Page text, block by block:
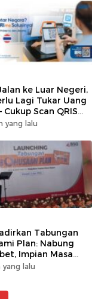
ke Luar Negeri,
Lagi Tukar Uang
Cukup Scan QRIS
yang lalu
Tabungan
Plan: Nabung
Impian Masa
Dekat!
yang lalu